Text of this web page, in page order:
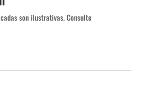
son ilustrativas. Consulte